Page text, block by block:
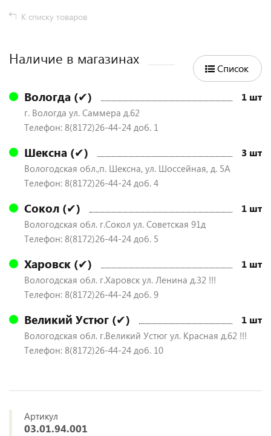
К списку товаров
Наличие в магазинах
Список
Вологда (✔) 1 шт
г. Вологда ул. Саммера д.62
Телефон: 8(8172)26-44-24 доб. 1
Шексна (✔) 3 шт
Вологодская обл.,п. Шексна, ул. Шоссейная, д. 5А
Телефон: 8(8172)26-44-24 доб. 4
Сокол (✔) 1 шт
Вологодская обл. г.Сокол ул. Советская 91д
Телефон: 8(8172)26-44-24 доб. 5
Харовск (✔) 1 шт
Вологодская обл. г.Харовск ул. Ленина д.32 !!!
Телефон: 8(8172)26-44-24 доб. 9
Великий Устюг (✔) 1 шт
Вологодская обл. г.Великий Устюг ул. Красная д.62 !!!
Телефон: 8(8172)26-44-24 доб. 10
Артикул
03.01.94.001